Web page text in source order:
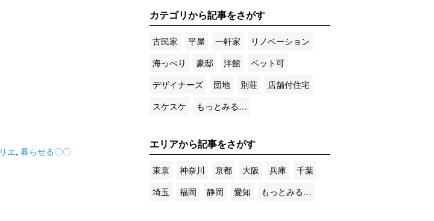
エ, 暮らせる〇〇
カテゴリから記事をさがす
古民家 平屋 一軒家
リノベーション
海っぺり
豪邸 洋館
ペット可
デザイナーズ
団地 別荘
店舗付住宅
スケスケ
もっとみる…
エリアから記事をさがす
東京 神奈川 京都 大阪 兵庫
千葉
埼玉
福岡 静岡 愛知 もっとみる…